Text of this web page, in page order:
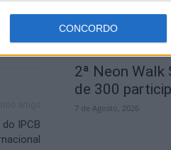
CONCORDO
IPCB
2ª Neon Walk
de 300
7 de Agosto, 2026